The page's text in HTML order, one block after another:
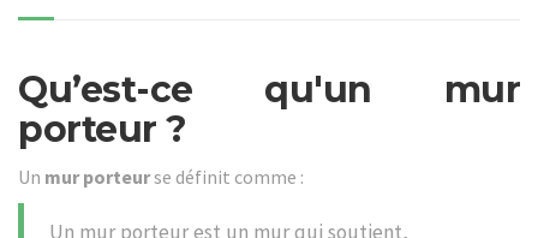
Qu’est-ce qu'un mur
porteur ?
Un mur porteurse définit comme :
Un mur porteur est un mur qui soutient,